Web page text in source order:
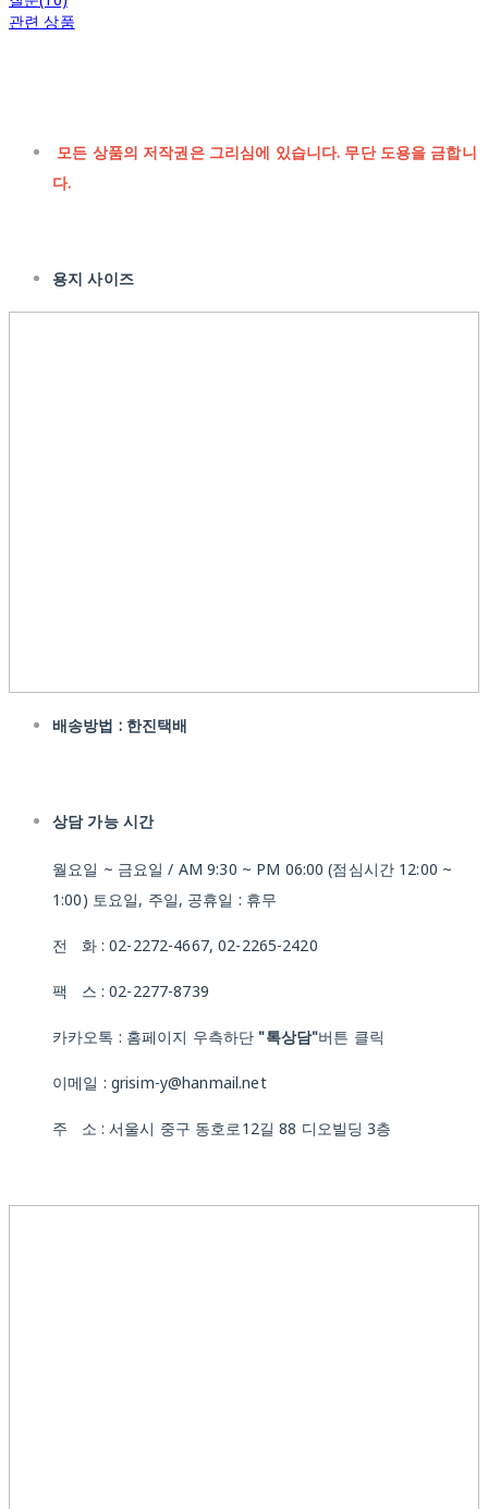
관련 상품
모든 상품의 저작권은 그리심에 있습니다. 무단 도용을 금합니
다.
용지 사이즈
배송방법 : 한진택배
상담 가능 시간
월요일 ~ 금요일 / AM 9:30 ~ PM 06:00 (점심시간 12:00 ~
1:00) 토요일, 주일, 공휴일 : 휴무
전 화 : 02-2272-4667, 02-2265-2420
팩 스 : 02-2277-8739
카카오톡 : 홈페이지 우측하단 "톡상담"버튼 클릭
이메일 : grisim-y@hanmail.net
주 소 : 서울시 중구 동호로12길 88 디오빌딩 3층